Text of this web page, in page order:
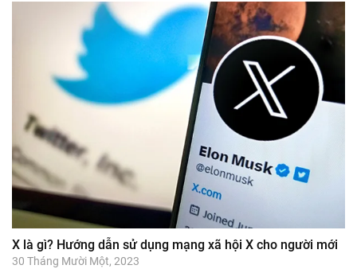
X là gì? Hướng dẫn sử dụng mạng xã hội X cho người mới
30 Tháng Mười Một, 2023